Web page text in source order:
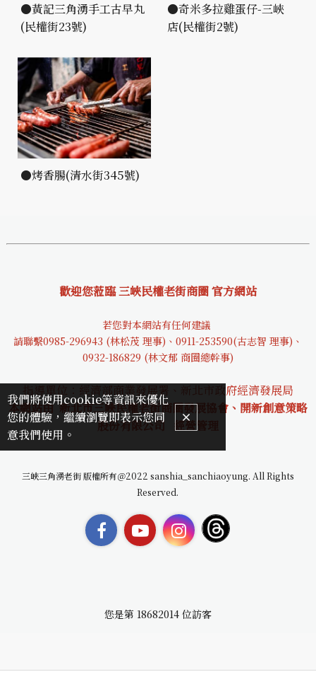
●黃記三角湧手工古早丸
(民權街23號)
●奇米多拉雞蛋仔-三峽
店(民權街2號)
●烤香腸(清水街345號)
歡迎您蒞臨 三峽民權老街商圈 官方網站
若您對本網站有任何建議
請聯繫0985-296943 (林松茂 理事)、0911-253590(古志智 理事)、
0932-186829 (林文郁 商圈總幹事)
指導單位：經濟部商業發展署、新北市政府經濟發展局
本網站由 新北市三峽民權老街商圈發展協會、開新創意策略
股份有限公司
經營管理
三峽三角湧老街 版權所有＠2022 sanshia_sanchiaoyung. All Rights
Reserved.
您是第 18682014 位訪客
我們將使用cookie等資訊來優化
您的體驗，繼續瀏覽即表示您同
意我們使用。